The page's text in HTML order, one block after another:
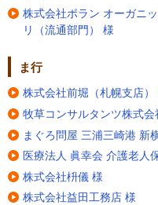
株式会社ポラン オーガニ
リ（流通部門） 様
ま行
株式会社前堀（札幌支店）
牧草コンサルタンツ株式会
まぐろ問屋 三浦三崎港 新
医療法人 眞幸会 介護老人
株式会社枡儀 様
株式会社益田工務店 様